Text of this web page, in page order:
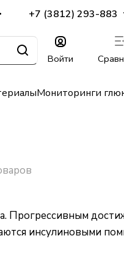
+7 (3812) 293-883
Войти
Мониторинги
Прогрессивным
инсулиновыми